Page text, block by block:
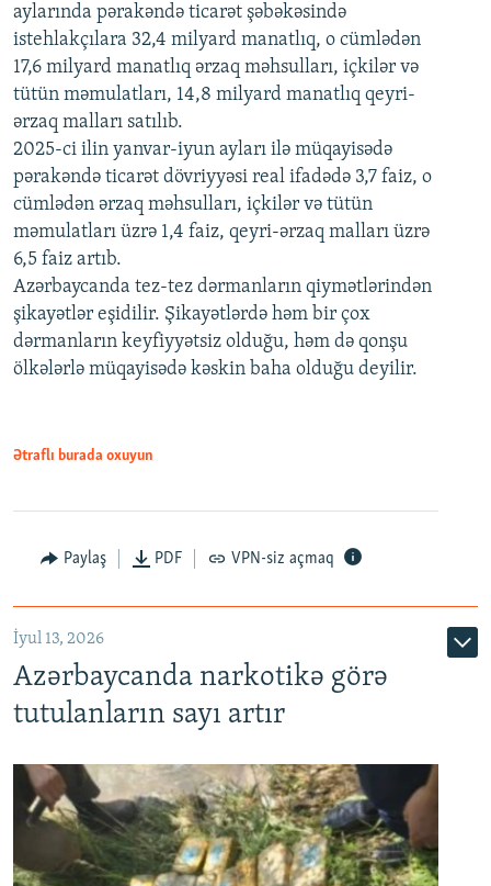
aylarında pərakəndə ticarət şəbəkəsində
istehlakçılara 32,4 milyard manatlıq, o cümlədən
17,6 milyard manatlıq ərzaq məhsulları, içkilər və
tütün məmulatları, 14,8 milyard manatlıq qeyri-
ərzaq malları satılıb.
2025-ci ilin yanvar-iyun ayları ilə müqayisədə
pərakəndə ticarət dövriyyəsi real ifadədə 3,7 faiz, o
cümlədən ərzaq məhsulları, içkilər və tütün
məmulatları üzrə 1,4 faiz, qeyri-ərzaq malları üzrə
6,5 faiz artıb.
Azərbaycanda tez-tez dərmanların qiymətlərindən
şikayətlər eşidilir. Şikayətlərdə həm bir çox
dərmanların keyfiyyətsiz olduğu, həm də qonşu
ölkələrlə müqayisədə kəskin baha olduğu deyilir.
Ətraflı burada oxuyun
Paylaş PDF VPN-siz açmaq
İyul 13, 2026
Azərbaycanda narkotikə görə
tutulanların sayı artır